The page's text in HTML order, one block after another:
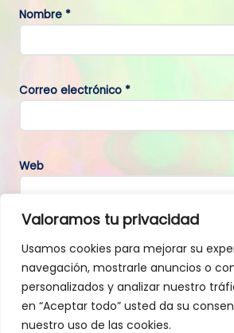
Valoramos tu privacidad
Usamos cookies para mejorar su
navegación, mostrarle anuncios o
personalizados y analizar nuestro
en “Aceptar todo” usted da su
nuestro uso de las cookies.
Nombre *
Correo electrónico *
Web
Guarda mi nombre, correo electrónico y
para la próxima vez que comente.